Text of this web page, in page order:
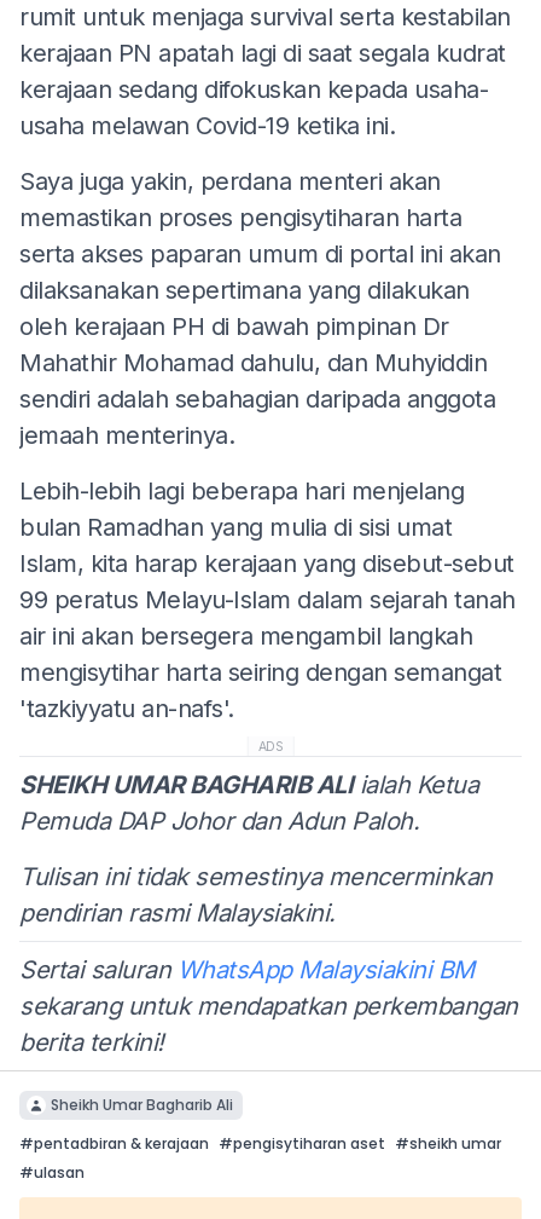
rumit untuk menjaga survival serta kestabilan
kerajaan PN apatah lagi di saat segala kudrat
kerajaan sedang difokuskan kepada usaha-
usaha melawan Covid-19 ketika ini.
Saya juga yakin, perdana menteri akan
memastikan proses pengisytiharan harta
serta akses paparan umum di portal ini akan
dilaksanakan sepertimana yang dilakukan
oleh kerajaan PH di bawah pimpinan Dr
Mahathir Mohamad dahulu, dan Muhyiddin
sendiri adalah sebahagian daripada anggota
jemaah menterinya.
Lebih-lebih lagi beberapa hari menjelang
bulan Ramadhan yang mulia di sisi umat
Islam, kita harap kerajaan yang disebut-sebut
99 peratus Melayu-Islam dalam sejarah tanah
air ini akan bersegera mengambil langkah
mengisytihar harta seiring dengan semangat
'tazkiyyatu an-nafs'.
ADS
SHEIKH UMAR BAGHARIB ALIialah Ketua
Pemuda DAP Johor dan Adun Paloh.
Tulisan ini tidak semestinya mencerminkan
pendirian rasmi Malaysiakini.
Sertai saluran WhatsApp Malaysiakini BM
sekarang untuk mendapatkan perkembangan
berita terkini!
Sheikh Umar Bagharib Ali
#pentadbiran & kerajaan #pengisytiharan aset #sheikh umar
#ulasan